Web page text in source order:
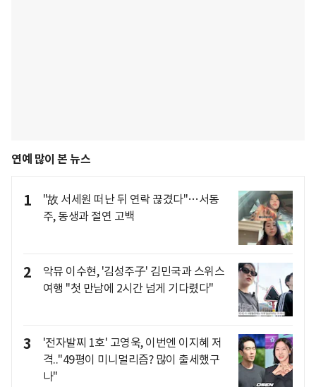
연예 많이 본 뉴스
1
"故 서세원 떠난 뒤 연락 끊겼다"…서동
주, 동생과 절연 고백
2
악뮤 이수현, '김성주子' 김민국과 스위스
여행 "첫 만남에 2시간 넘게 기다렸다"
3
'전자발찌 1호' 고영욱, 이번엔 이지혜 저
격.."49평이 미니멀리즘? 많이 출세했구
나"